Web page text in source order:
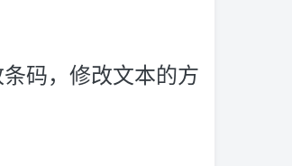
码，修改文本的方